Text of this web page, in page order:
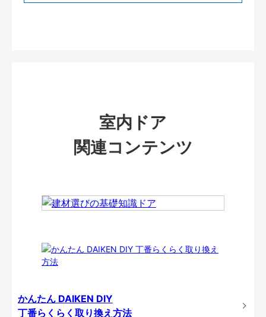
室内ドア
関連コンテンツ
かんたん DAIKEN DIY
丁番らくらく取り換え方法